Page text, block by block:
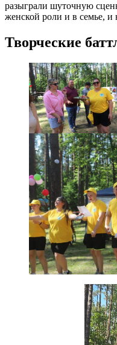
разыграли шуточную
женской роли и в семье, и
Творческие